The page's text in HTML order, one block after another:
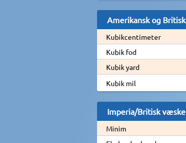
Amerikansk og Britisk
Kubikcentimeter
Kubik fod
Kubik yard
Kubik mil
Imperia/Britisk væske
Minim